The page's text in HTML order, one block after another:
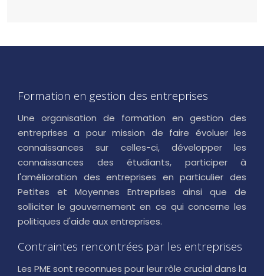
Formation en gestion des entreprises
Une organisation de formation en gestion des
entreprises a pour mission de faire évoluer les
connaissances sur celles-ci, développer les
connaissances des étudiants, participer à
l'amélioration des entreprises en particulier des
Petites et Moyennes Entreprises ainsi que de
solliciter le gouvernement en ce qui concerne les
politiques d'aide aux entreprises.
Contraintes rencontrées par les entreprises
Les PME sont reconnues pour leur rôle crucial dans la